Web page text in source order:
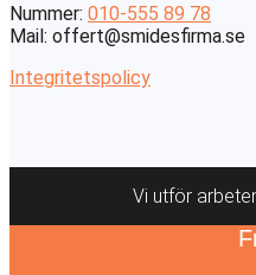
Nummer: 010-555 89 78
Mail: offert@smidesfirma.se
Integritetspolicy
Vi utför